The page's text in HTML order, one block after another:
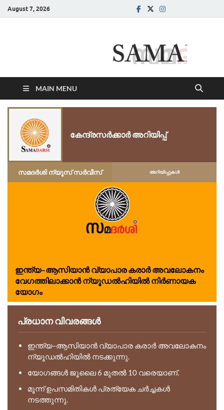
August 7, 2026
MAIN MENU
കേന്ദ്രസർക്കാർ അറിയിപ്പ്
സമദർശി ന്യൂസ് സർവീസ് അറിയിപ്പുകള്‍
ഇന്ത്യ–ആസിയാൻ വ്യാപാര കരാർ അവലോകനം
വേഗത്തിലാക്കാൻ ന്യൂഡൽഹിയിൽ നിർണായക
യോഗം
പ്രധാന വിവരങ്ങൾ
ഇന്ത്യ–ആസിയാൻ വ്യാപാര കരാർ അവലോകനം
ന്യൂഡൽഹിയിൽ നടക്കുന്നു.
യോഗങ്ങൾ ജൂലൈ 6 മുതൽ 10 വരെയാണ്.
മൂന്ന് ഉപസമിതികൾ പ്രത്യേക ചർച്ചകൾ
നടത്തുന്നു.